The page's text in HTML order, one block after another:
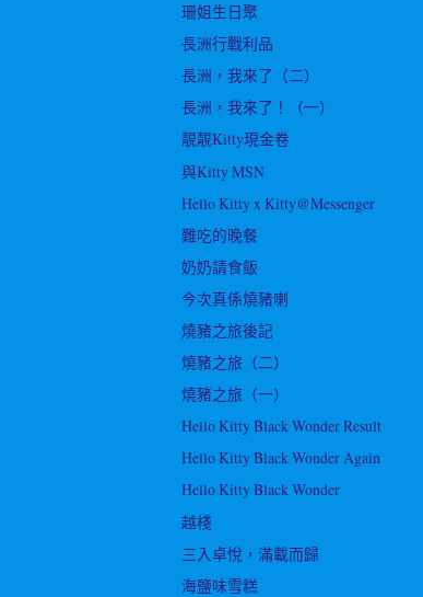
珊姐生日聚
長洲行戰利品
長洲，我來了（二）
長洲，我來了！（一）
靚靚Kitty現金卷
與Kitty MSN
Hello Kitty x Kitty@Messenger
難吃的晚餐
奶奶請食飯
今次真係燒豬喇
燒豬之旅後記
燒豬之旅（二）
燒豬之旅（一）
Hello Kitty Black Wonder Result
Hello Kitty Black Wonder Again
Hello Kitty Black Wonder
越棧
三入卓悅，滿載而歸
海鹽味雪糕